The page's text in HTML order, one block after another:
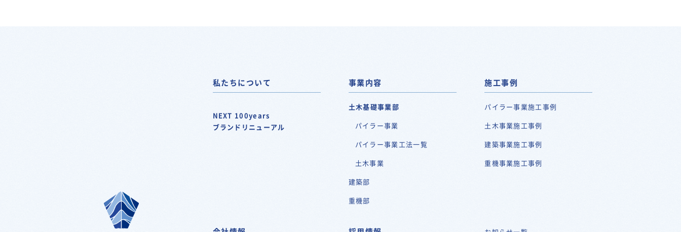
私たちについて
NEXT 100years
ブランドリニューアル
事業内容
土木基礎事業部
パイラー事業
パイラー事業工法一覧
土木事業
建築部
重機部
施工事例
パイラー事業施工事例
土木事業施工事例
建築事業施工事例
重機事業施工事例